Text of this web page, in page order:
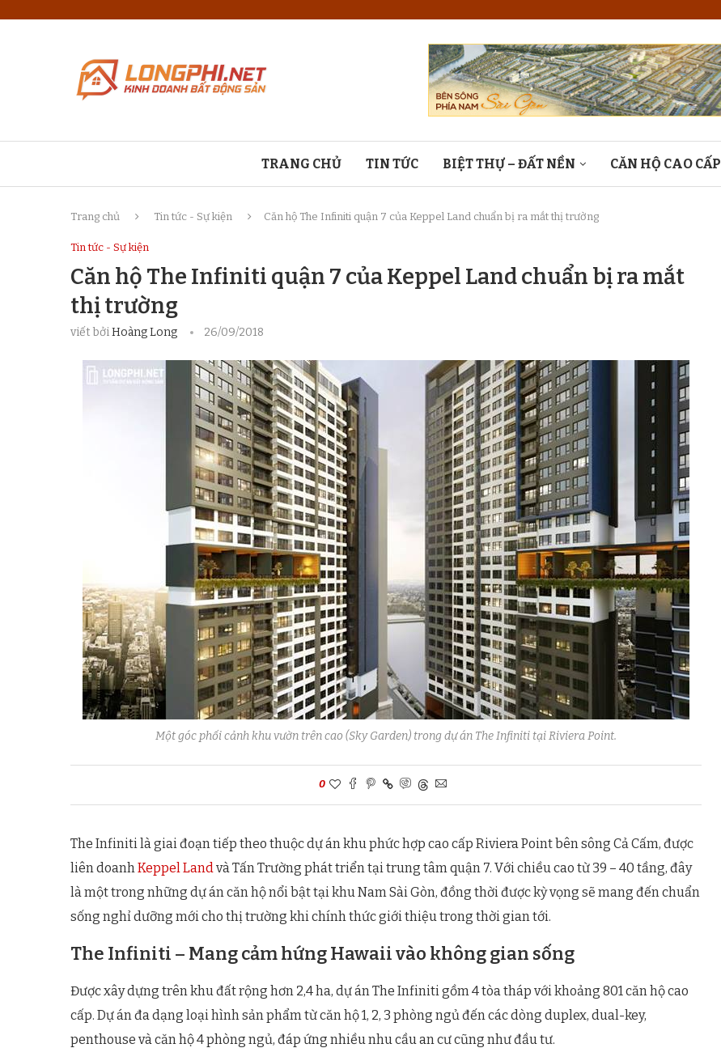
TRANG CHỦ TIN TỨC BIỆT THỰ – ĐẤT NỀN CĂN HỘ CAO CẤP
Trang chủ Tin tức - Sự kiện Căn hộ The Infiniti quận 7 của Keppel Land chuẩn bị ra mắt thị trường
Tin tức - Sự kiện
Căn hộ The Infiniti quận 7 của Keppel Land chuẩn bị ra mắt
thị trường
viết bởiHoàng Long 26/09/2018
Một góc phối cảnh khu vườn trên cao (Sky Garden) trong dự án The Infiniti tại Riviera Point.
0
The Infiniti là giai đoạn tiếp theo thuộc dự án khu phức hợp cao cấp Riviera Point bên sông Cả Cấm, được
liên doanhKeppel Landvà Tấn Trường phát triển tại trung tâm quận 7. Với chiều cao từ 39 – 40 tầng, đây
là một trong những dự án căn hộ nổi bật tại khu Nam Sài Gòn, đồng thời được kỳ vọng sẽ mang đến chuẩn
sống nghỉ dưỡng mới cho thị trường khi chính thức giới thiệu trong thời gian tới.
The Infiniti – Mang cảm hứng Hawaii vào không gian sống
Được xây dựng trên khu đất rộng hơn 2,4 ha, dự án The Infiniti gồm 4 tòa tháp với khoảng 801 căn hộ cao
cấp. Dự án đa dạng loại hình sản phẩm từ căn hộ 1, 2, 3 phòng ngủ đến các dòng duplex, dual-key,
penthouse và căn hộ 4 phòng ngủ, đáp ứng nhiều nhu cầu an cư cũng như đầu tư.